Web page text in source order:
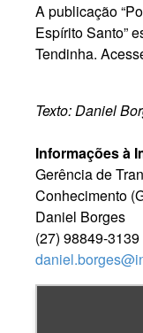
A publicação
Espírito Santo”
Tendinha.
Texto: Daniel
Informações à
Gerência de
Conhecimento
Daniel Borges
(27) 98849-3139